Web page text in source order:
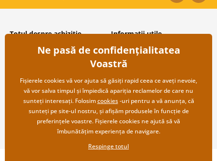
Totul despre achiziție
Condiții și termeni generali
Protecția datelor personale
Transport și modalități de plată
Returnare
Informații utile
Despre noi
Întrebări frecvente
Contacte
Cooperare angro
Ne pasă de confidențialitatea
Voastră
Fișierele cookies vă vor ajuta să găsiți rapid ceea ce aveți nevoie,
vă vor salva timpul și împiedică apariția reclamelor de care nu
sunteți interesați. Folosimcookies-uri pentru a vă anunța, că
sunteți pe site-ul nostru, și afișăm produsele în funcție de
preferințele voastre. Fișierele cookies ne ajută să vă
îmbunătățim experiența de navigare.
Respinge totul